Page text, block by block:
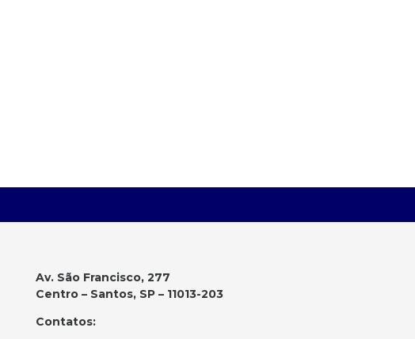
Av. São Francisco, 277
Centro – Santos, SP – 11013-203
Contatos: